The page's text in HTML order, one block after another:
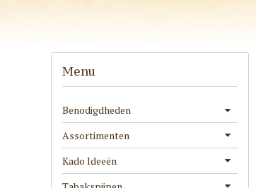
Menu
Benodigdheden
Assortimenten
Kado Ideeën